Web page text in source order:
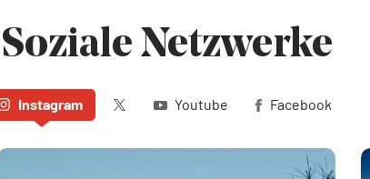
Soziale Netzwerke
Instagram Twitter (X)Youtube Facebook